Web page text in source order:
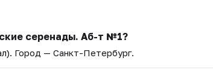
серенады. Аб-т №1?
. Город — Санкт-Петербург.